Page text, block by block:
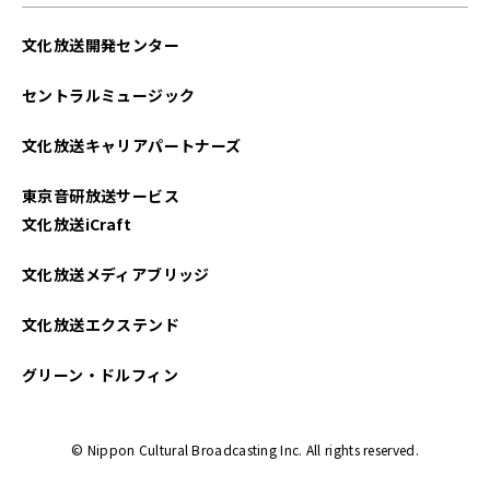
文化放送開発センター
セントラルミュージック
文化放送キャリアパートナーズ
東京音研放送サービス
文化放送iCraft
文化放送メディアブリッジ
文化放送エクステンド
グリーン・ドルフィン
© Nippon Cultural Broadcasting Inc. All rights reserved.